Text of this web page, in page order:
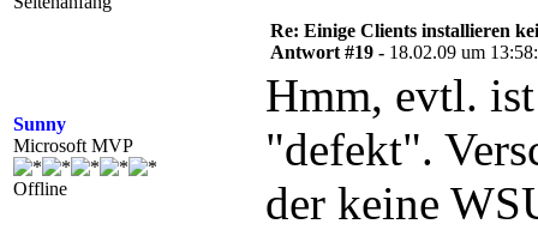
2009-02-18	07:39:43:556	2180	d0c	COMAPI	---------
2009-02-18	07:39:43:556	1764	fa4	Agent	*************
2009-02-18	07:39:43:556	1764	fa4	Agent	** START **  Agent: Finding updates [CallerId = ]
Sunny
Microsoft MVP
Offline
Re: Einige Clients installieren
Antwort #19 - 18.02.09 um
Hmm, evtl.
"defekt".
der keine